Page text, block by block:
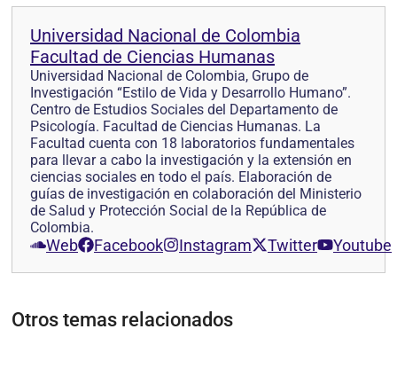
Universidad Nacional de Colombia
Facultad de Ciencias Humanas
Universidad Nacional de Colombia, Grupo de
Investigación “Estilo de Vida y Desarrollo Humano”.
Centro de Estudios Sociales del Departamento de
Psicología. Facultad de Ciencias Humanas. La
Facultad cuenta con 18 laboratorios fundamentales
para llevar a cabo la investigación y la extensión en
ciencias sociales en todo el país. Elaboración de
guías de investigación en colaboración del Ministerio
de Salud y Protección Social de la República de
Colombia.
Web Facebook Instagram Twitter Youtube
Otros temas relacionados